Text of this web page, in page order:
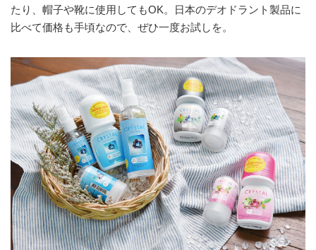
たり、帽子や靴に使用してもOK。日本のデオドラント製品に
比べて価格も手頃なので、ぜひ一度お試しを。